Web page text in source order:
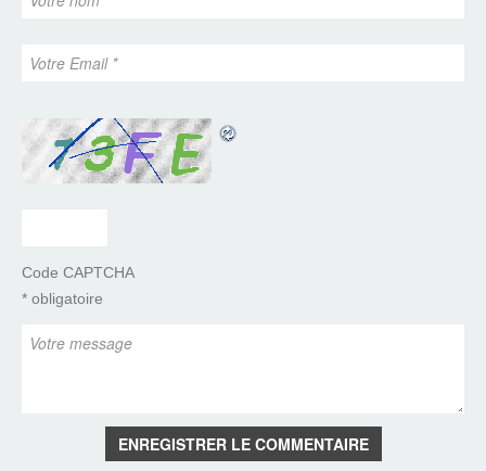
Code CAPTCHA
* obligatoire
ENREGISTRER LE COMMENTAIRE